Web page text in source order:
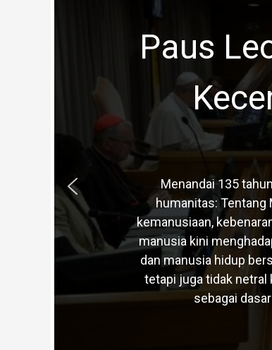
Paus
Menandai 135
humanitas: Tentang
kemanusiaan,
manusia kini
dan manusia hidup
tetapi juga tidak netral
sebagai